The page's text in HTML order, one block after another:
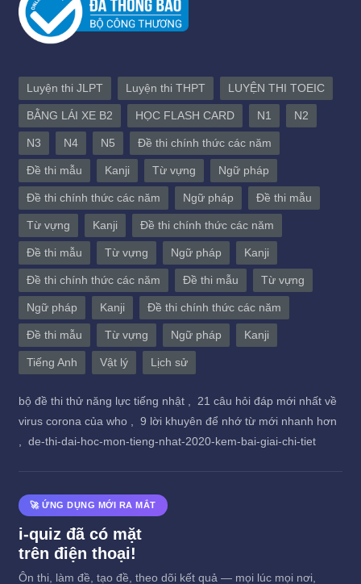
Luyện thi JLPT Luyện thi THPT LUYỆN THI TOEIC
BẰNG LÁI XE B2 HỌC FLASH CARD N1 N2
N3 N4 N5 Đề thi chính thức các năm
Đề thi mẫu Kanji Từ vựng Ngữ pháp
Đề thi chính thức các năm Ngữ pháp Đề thi mẫu
Từ vựng Kanji Đề thi chính thức các năm
Đề thi mẫu Từ vựng Ngữ pháp Kanji
Đề thi chính thức các năm Đề thi mẫu Từ vựng
Ngữ pháp Kanji Đề thi chính thức các năm
Đề thi mẫu Từ vựng Ngữ pháp Kanji
Tiếng Anh Vật lý Lịch sử
bộ đề thi thử năng lực tiếng nhật , 21 câu hỏi đáp mới nhất về
virus corona của who , 9 lời khuyên để nhớ từ mới nhanh hơn
, de-thi-dai-hoc-mon-tieng-nhat-2020-kem-bai-giai-chi-tiet
🚀 ỨNG DỤNG MỚI RA MẮT
i-quiz đã có mặt
trên điện thoại!
Ôn thi, làm đề, tạo đề, theo dõi kết quả — mọi lúc mọi nơi,